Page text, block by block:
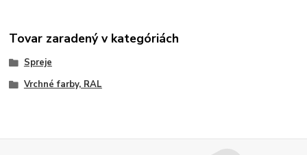
Tovar zaradený v kategóriách
Spreje
Vrchné farby, RAL